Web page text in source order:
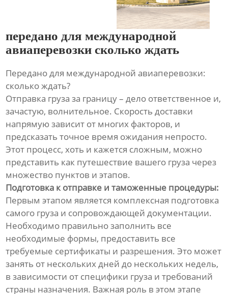
передано для международной
авиаперевозки сколько ждать
Передано для международной авиаперевозки:
сколько ждать?
Отправка груза за границу – дело ответственное и,
зачастую, волнительное. Скорость доставки
напрямую зависит от многих факторов, и
предсказать точное время ожидания непросто.
Этот процесс, хоть и кажется сложным, можно
представить как путешествие вашего груза через
множество пунктов и этапов.
Подготовка к отправке и таможенные процедуры:
Первым этапом является комплексная подготовка
самого груза и сопровождающей документации.
Необходимо правильно заполнить все
необходимые формы, предоставить все
требуемые сертификаты и разрешения. Это может
занять от нескольких дней до нескольких недель,
в зависимости от специфики груза и требований
страны назначения. Важная роль в этом этапе